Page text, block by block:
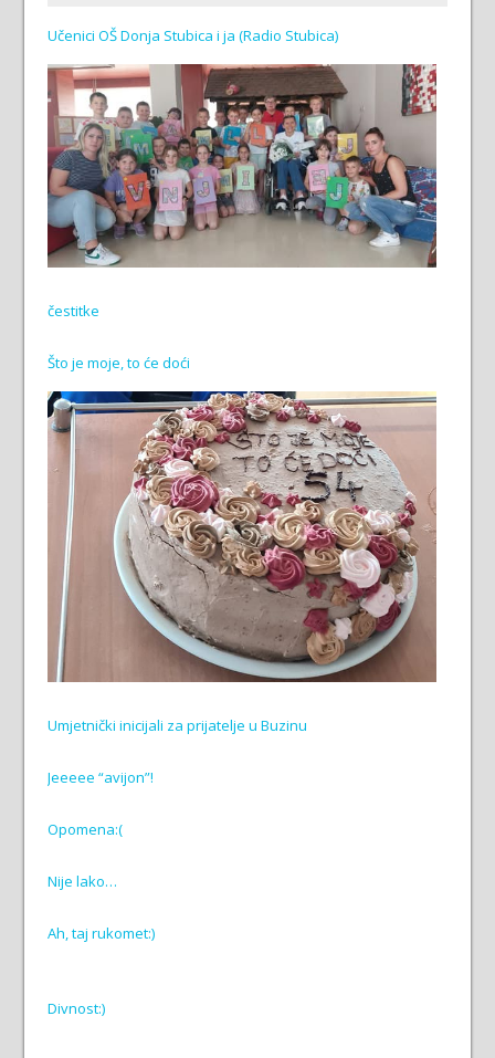
Učenici OŠ Donja Stubica i ja (Radio Stubica)
čestitke
Što je moje, to će doći
Umjetnički inicijali za prijatelje u Buzinu
Jeeeee “avijon”!
Opomena:(
Nije lako…
Ah, taj rukomet:)
Divnost:)